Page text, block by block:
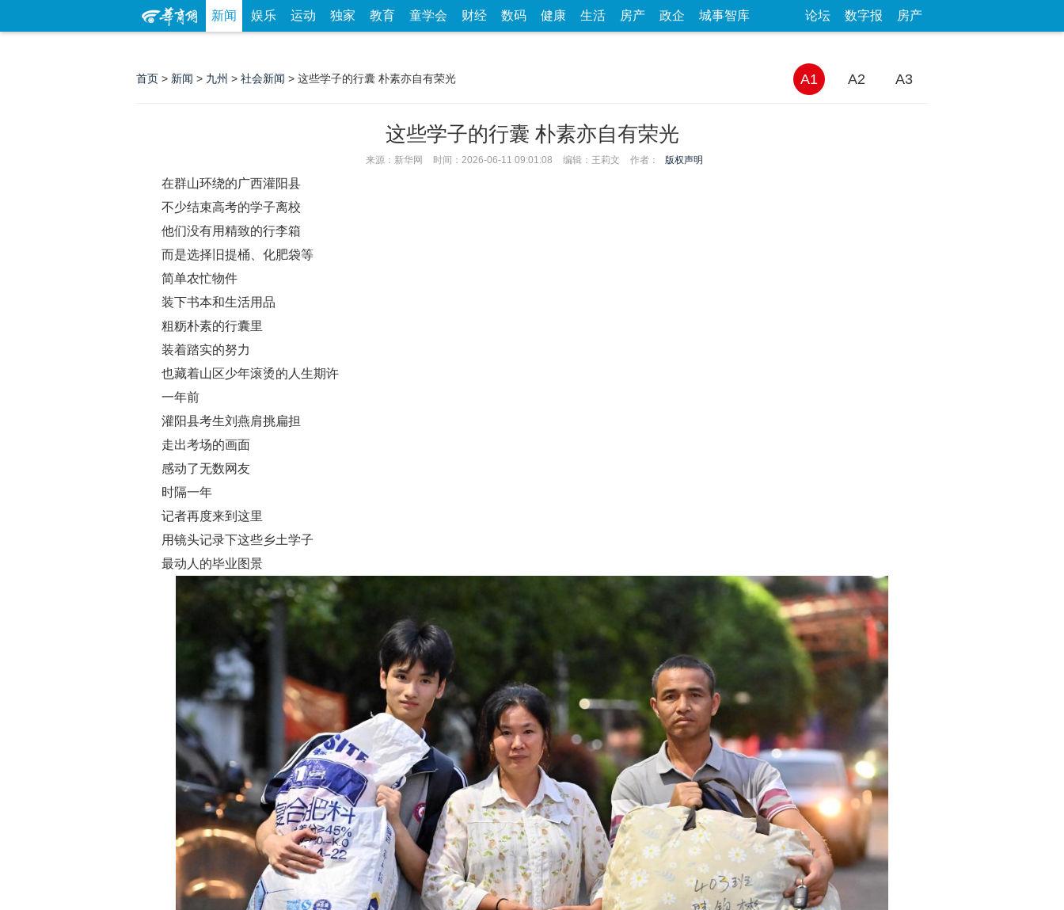
新闻 娱乐 运动 独家 教育 童学会 财经 数码 健康 生活 房产 政企 城事智库 论坛 数字报 房产
首页 > 新闻 > 九州 > 社会新闻 > 这些学子的行囊 朴素亦自有荣光 A1 A2 A3
这些学子的行囊 朴素亦自有荣光
来源：新华网 时间：2026-06-11 09:01:08 编辑：王莉文 作者： 版权声明
在群山环绕的广西灌阳县
不少结束高考的学子离校
他们没有用精致的行李箱
而是选择旧提桶、化肥袋等
简单农忙物件
装下书本和生活用品
粗粝朴素的行囊里
装着踏实的努力
也藏着山区少年滚烫的人生期许
一年前
灌阳县考生刘燕肩挑扁担
走出考场的画面
感动了无数网友
时隔一年
记者再度来到这里
用镜头记录下这些乡土学子
最动人的毕业图景